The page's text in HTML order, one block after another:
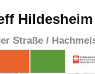
Hildesheim
Straße /